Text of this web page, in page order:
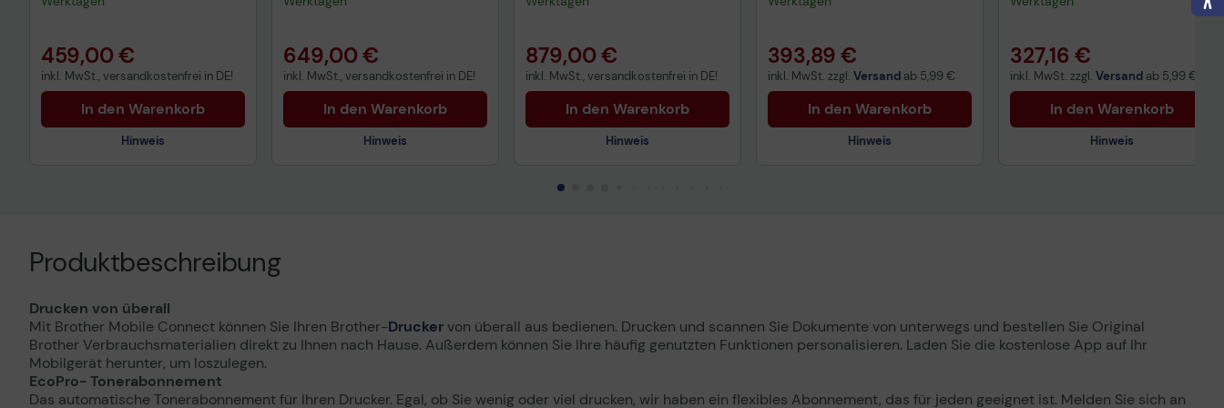
459,00 €
inkl. MwSt., versandkostenfrei in DE!
In den Warenkorb
Hinweis
649,00 €
inkl. MwSt., versandkostenfrei in DE!
In den Warenkorb
Hinweis
879,00 €
inkl. MwSt., versandkostenfrei in DE!
In den Warenkorb
Hinweis
393,89 €
inkl. MwSt. zzgl. Versand ab 5,99 €
In den Warenkorb
Hinweis
Technisches Produktdatenblatt
Garantiebedingungen
gemäß der EU-
327,16 €
inkl. MwSt. zzgl. Versand ab 5,99 €
In den Warenkorb
Hinweis
Produktbeschreibung
Drucken von überall
Mit Brother Mobile Connect können Sie Ihren Brother-Drucker von überall aus bedienen. Drucken und scannen Sie Dokumente von unterwegs und bestellen Sie Original
Brother Verbrauchsmaterialien direkt zu Ihnen nach Hause. Außerdem können Sie Ihre häufig genutzten Funktionen personalisieren. Laden Sie die kostenlose App auf Ihr
Mobilgerät herunter, um loszulegen.
EcoPro- Tonerabonnement
Das automatische Tonerabonnement für Ihren Drucker. Egal, ob Sie wenig oder viel drucken, wir haben ein flexibles Abonnement, das für jeden geeignet ist. Melden Sie sich an